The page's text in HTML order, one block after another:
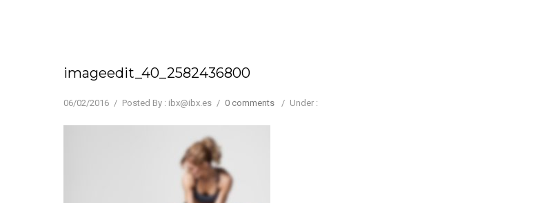
imageedit_40_2582436800
06/02/2016 / Posted By : ibx@ibx.es / 0 comments / Under :